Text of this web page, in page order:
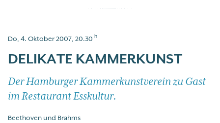
Do, 4. Oktober 2007, 20.30 h
DELIKATE KAMMERKUNST
Der Hamburger Kammerkunstverein zu Gast
im Restaurant Esskultur.
Beethoven und Brahms